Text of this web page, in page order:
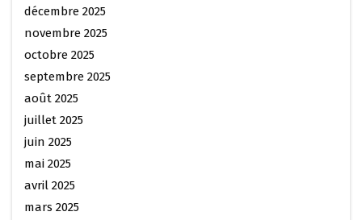
décembre 2025
novembre 2025
octobre 2025
septembre 2025
août 2025
juillet 2025
juin 2025
mai 2025
avril 2025
mars 2025